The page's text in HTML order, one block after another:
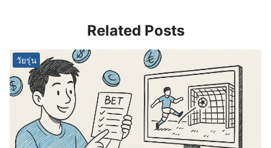
Related Posts
วัยรุ่น